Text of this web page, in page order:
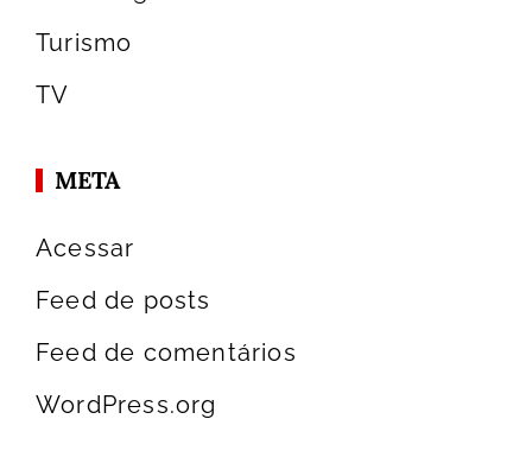
Turismo
TV
META
Acessar
Feed de posts
Feed de comentários
WordPress.org